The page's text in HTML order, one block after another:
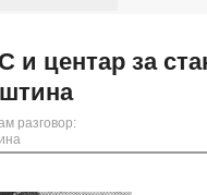
и центар за
разговор: